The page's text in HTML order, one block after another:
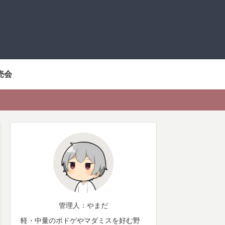
会
管理人：やまだ
軽・中量のボドゲやマダミスを好む野